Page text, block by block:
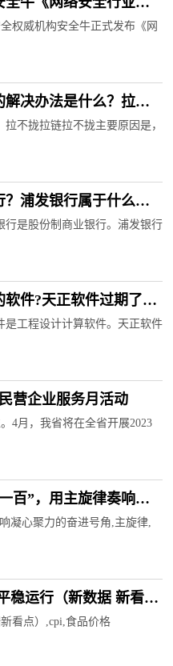
权威机构安全牛正式发布《网
解决办法是什么？拉链
？不拢拉链拉不拢主要原因是，
浦发银行属于什么编
行是股份制商业银行。浦发银行
件?天正软件过期了怎
是工程设计计算软件。天正软件
营企业服务月活动
4月，我省将在全省开展2023
百”，用主旋律奏响凝
凝心聚力的奋进号角,主旋律,
稳运行（新数据 新看
看点）,cpi,食品价格